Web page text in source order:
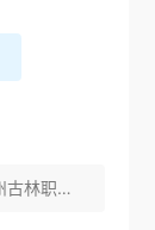
沟通，让我们更近——鄞州古林职高举行高一年级家校联系日活动